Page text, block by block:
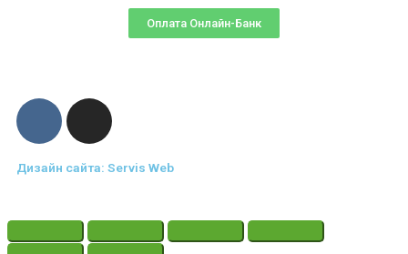
Оплата Онлайн-Банк
Дизайн сайта: Servis Web